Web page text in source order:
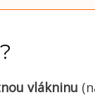
vlákninu